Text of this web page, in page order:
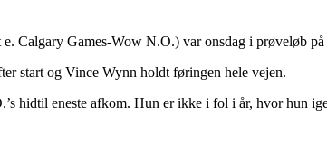
e. Calgary Games-Wow N.O.) var onsdag i prøveløb
start og Vince Wynn holdt føringen hele vejen.
hidtil eneste afkom. Hun er ikke i fol i år, hvor hun